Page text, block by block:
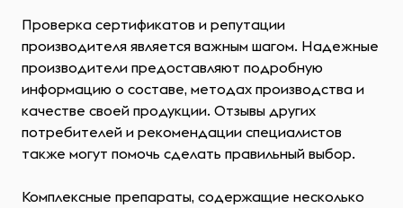
Проверка сертификатов и репутации
производителя является важным шагом. Надежные
производители предоставляют подробную
информацию о составе, методах производства и
качестве своей продукции. Отзывы других
потребителей и рекомендации специалистов
также могут помочь сделать правильный выбор.
Комплексные препараты, содержащие несколько